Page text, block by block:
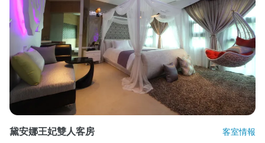
黛安娜王妃雙人客房 客室情報